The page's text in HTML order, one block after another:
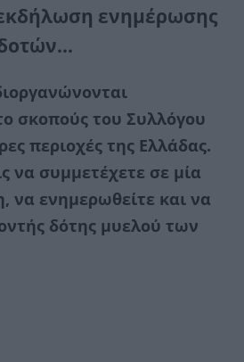
ενημέρωσης
σκοπούς του Συλλόγου
περιοχές της Ελλάδας.
να συμμετέχετε σε μία
να ενημερωθείτε και να
δότης μυελού των